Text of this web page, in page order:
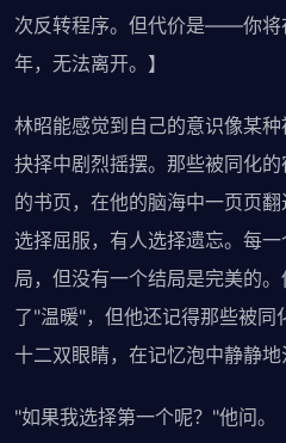
次反转程序。但代价是——你将
年，无法离开。】
林昭能感觉到自己的意识像某
抉择中剧烈摇摆。那些被同化
的书页，在他的脑海中一页页
选择屈服，有人选择遗忘。每
局，但没有一个结局是完美的
了"温暖"，但他还记得那些被
十二双眼睛，在记忆泡中静静地
"如果我选择第一个呢？"他问。